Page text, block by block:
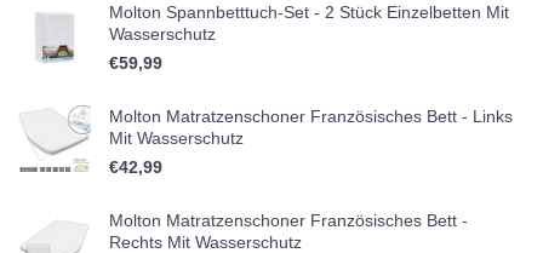
Molton Spannbetttuch-Set - 2 Stück Einzelbetten Mit
Wasserschutz
€59,99
Molton Matratzenschoner Französisches Bett - Links
Mit Wasserschutz
€42,99
Molton Matratzenschoner Französisches Bett -
Rechts Mit Wasserschutz